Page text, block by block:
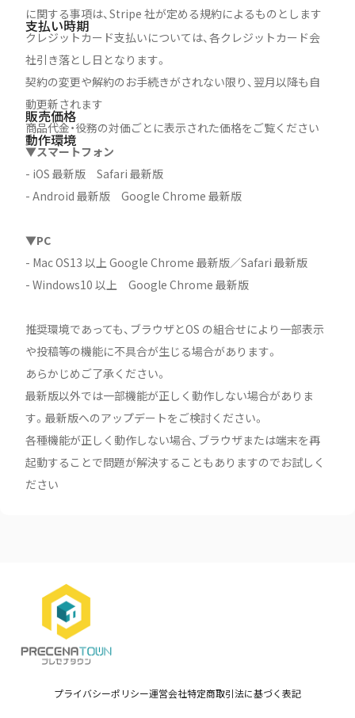
に関する事項は、Stripe 社が定める規約によるものとします
支払い時期
クレジットカード支払いについては、各クレジットカード会
社引き落とし日となります。
契約の変更や解約のお手続きがされない限り、翌月以降も自
動更新されます
販売価格
商品代金・役務の対価ごとに表示された価格をご覧ください
動作環境
▼スマートフォン
- iOS 最新版 Safari 最新版
- Android 最新版 Google Chrome 最新版
▼PC
- Mac OS13 以上 Google Chrome 最新版／Safari 最新版
- Windows10 以上 Google Chrome 最新版
推奨環境であっても、ブラウザとOS の組合せにより一部表示
や投稿等の機能に不具合が生じる場合があります。
あらかじめご了承ください。
最新版以外では一部機能が正しく動作しない場合がありま
す。最新版へのアップデートをご検討ください。
各種機能が正しく動作しない場合、ブラウザまたは端末を再
起動することで問題が解決することもありますのでお試しく
ださい
プライバシーポリシー運営会社特定商取引法に基づく表記